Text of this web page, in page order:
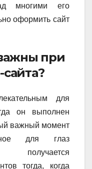
многими его
оформить сайт
при
для
он выполнен
важный момент
для глаз
тогда, когда